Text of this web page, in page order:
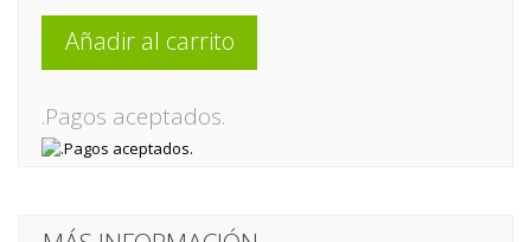
Añadir al carrito
.Pagos aceptados.